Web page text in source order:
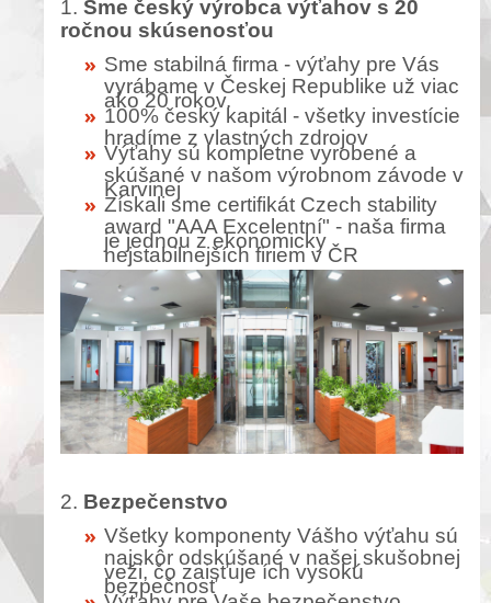
1. Sme český výrobca výťahov s 20
ročnou skúsenosťou
Sme stabilná firma - výťahy pre Vás
vyrábame v Českej Republike už viac
ako 20 rokov.
100% český kapitál - všetky investície
hradíme z vlastných zdrojov
Výťahy sú kompletne vyrobené a
skúšané v našom výrobnom závode v
Karvinej
Získali sme certifikát Czech stability
award "AAA Excelentní" - naša firma
je jednou z ekonomicky
nejstabilnejších firiem v ČR
2. Bezpečenstvo
Všetky komponenty Vášho výťahu sú
najskôr odskúšané v našej skušobnej
veži, čo zaisťuje ích vysokú
bezpečnosť